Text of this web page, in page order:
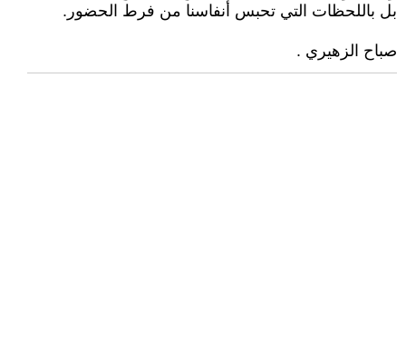
بل باللحظات التي تحبس أنفاسنا من فرط الحضور.
صباح الزهيري .